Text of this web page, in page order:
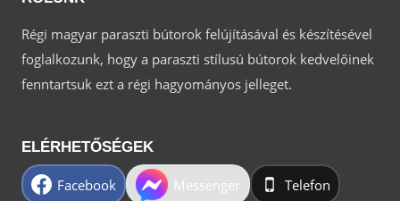
Régi magyar paraszti bútorok felújításával és készítésével
foglalkozunk, hogy a paraszti stílusú bútorok kedvelőinek
fenntartsuk ezt a régi hagyományos jelleget.
ELÉRHETŐSÉGEK
Facebook Messenger Telefon